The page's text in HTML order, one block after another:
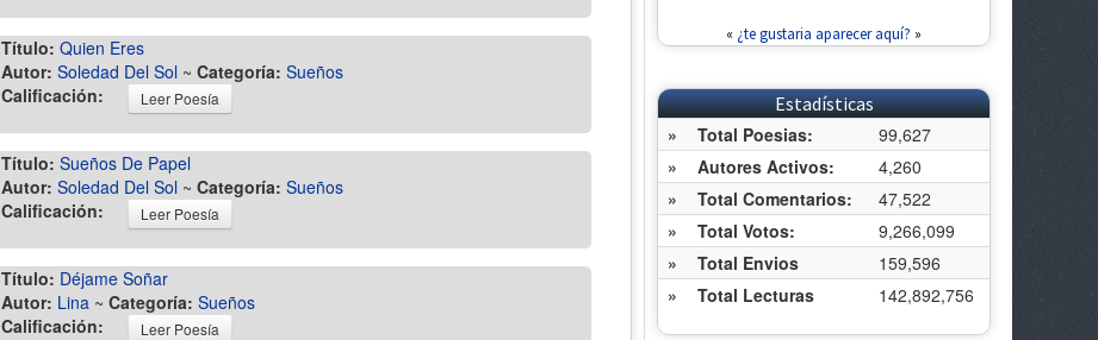
Título: Quien Eres
Autor: Soledad Del Sol ~ Categoría: Sueños
Calificación:
Leer Poesía
Título: Sueños De Papel
Autor: Soledad Del Sol ~ Categoría: Sueños
Calificación:
Leer Poesía
Título: Déjame Soñar
Autor: Lina ~ Categoría: Sueños
Calificación:
Leer Poesía
« ¿te gustaria aparecer aquí? »
Estadísticas
»
Total Poesias:
99,627
»
Autores Activos:
4,260
»
Total Comentarios:
47,522
»
Total Votos:
9,266,099
»
Total Envios
159,596
»
Total Lecturas 142,892,756